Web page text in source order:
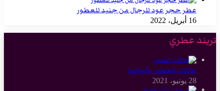
عطر حجر عود للرجال من جنيد للعطور
16 أبريل، 2022
تريند عطري
عائلات العطور وأنواعها
28 يونيو، 2021